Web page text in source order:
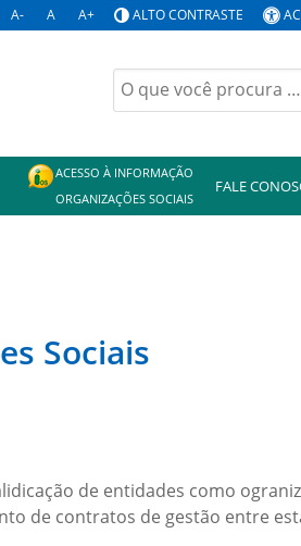
A- A A+ ALTO CONTRASTE
Buscar
por:
ACESSO À INFORMAÇÃO
ORGANIZAÇÕES SOCIAIS
FALE
Sociais
de entidades como
de contratos de gestão entre